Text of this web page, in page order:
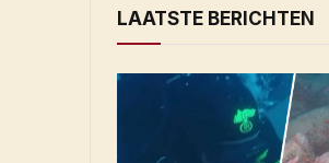
LAATSTE BERICHTEN